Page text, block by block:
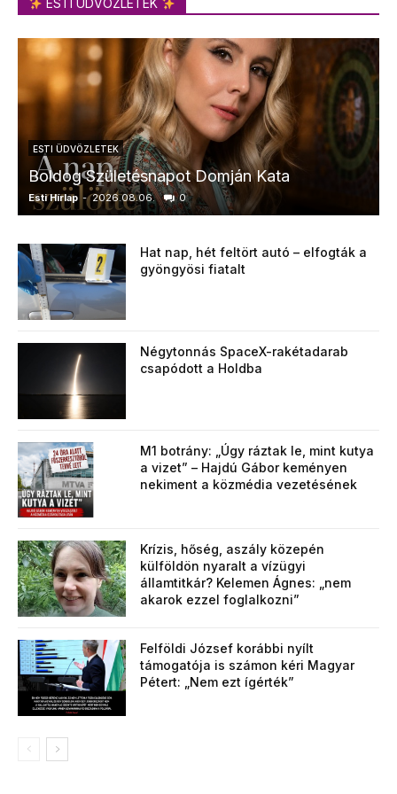
ESTI ÜDVÖZLETEK
ESTI ÜDVÖZLETEK
Boldog Születésnapot Domján Kata
Esti Hírlap - 2026.08.06. 0
Hat nap, hét feltört autó – elfogták a
gyöngyösi fiatalt
Négytonnás SpaceX-rakétadarab
csapódott a Holdba
M1 botrány: „Úgy ráztak le, mint kutya
a vizet” – Hajdú Gábor keményen
nekiment a közmédia vezetésének
Krízis, hőség, aszály közepén
külföldön nyaralt a vízügyi
államtitkár? Kelemen Ágnes: „nem
akarok ezzel foglalkozni”
Felföldi József korábbi nyílt
támogatója is számon kéri Magyar
Pétert: „Nem ezt ígérték”